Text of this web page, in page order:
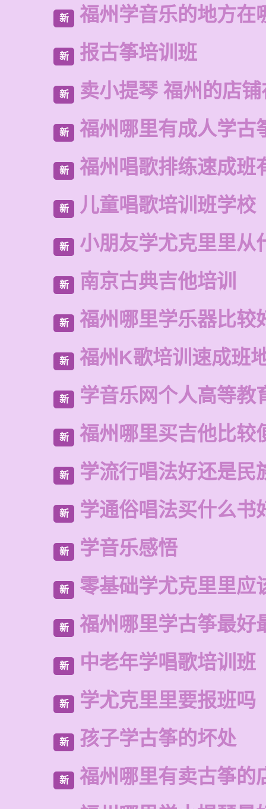
新 福州学音乐的地方在
新 报古筝培训班
新 卖小提琴 福州的店
新 福州哪里有成人学古
新 福州唱歌排练速成班
新 儿童唱歌培训班学校
新 小朋友学尤克里里从
新 南京古典吉他培训
新 福州哪里学乐器比较
新 福州K歌培训速成班
新 学音乐网个人高等教
新 福州哪里买吉他比较
新 学流行唱法好还是民
新 学通俗唱法买什么书
新 学音乐感悟
新 零基础学尤克里里应
新 福州哪里学古筝最好
新 中老年学唱歌培训班
新 学尤克里里要报班吗
新 孩子学古筝的坏处
新 福州哪里有卖古筝的